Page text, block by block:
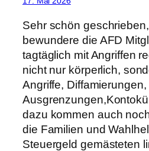
Sehr schön
bewundere die AFD
tagtäglich mit Angriffen
nicht nur körperlich,
Angriffe, Diffamierungen,
dazu kommen auch
die Familien und
Steuergeld gemästeten